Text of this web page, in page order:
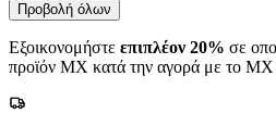
Προβολή όλων
Εξοικονομήστε επιπλέον 20% σε
προϊόν MX κατά την αγορά με το